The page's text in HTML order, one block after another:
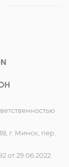
г. Минск, пер.
от 29.06.2022.